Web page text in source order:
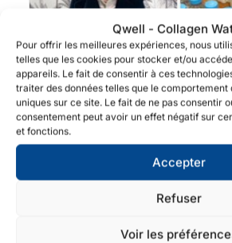
Qwell - Collagen
Pour offrir les meilleures expériences, nous
telles que les cookies pour stocker et/ou
appareils. Le fait de consentir à ces
traiter des données telles que le comportement
uniques sur ce site. Le fait de ne pas consentir
consentement peut avoir un effet négatif sur
et fonctions.
Accepter
Refuser
Voir les